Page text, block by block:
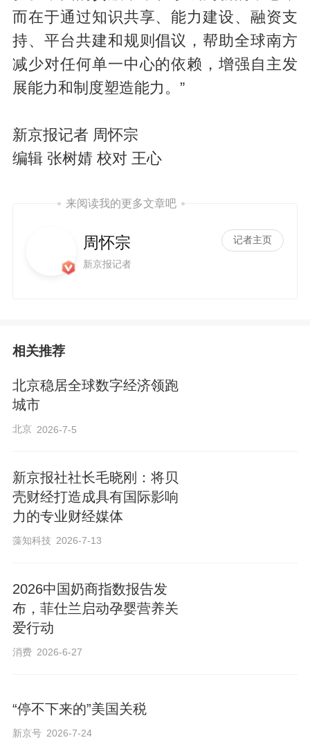
而在于通过知识共享、能力建设、融资支
持、平台共建和规则倡议，帮助全球南方
减少对任何单一中心的依赖，增强自主发
展能力和制度塑造能力。”
新京报记者 周怀宗
编辑 张树婧 校对 王心
来阅读我的更多文章吧
周怀宗
新京报记者
记者主页
相关推荐
北京稳居全球数字经济领跑
城市
北京 2026-7-5
新京报社社长毛晓刚：将贝
壳财经打造成具有国际影响
力的专业财经媒体
藻知科技 2026-7-13
2026中国奶商指数报告发
布，菲仕兰启动孕婴营养关
爱行动
消费 2026-6-27
“停不下来的”美国关税
新京号 2026-7-24